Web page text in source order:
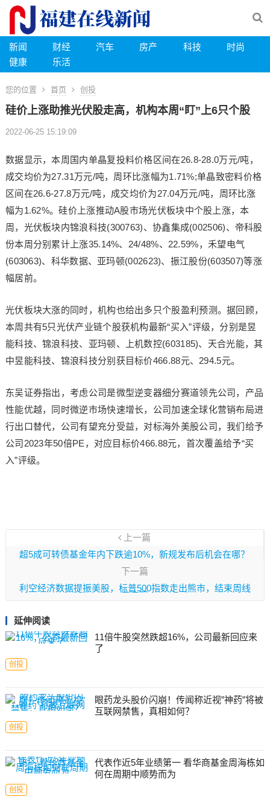
新闻 财经 汽车 房产 科技
时尚
健康
乐活
您的位置 首页 创投
硅价上涨助推光伏股走高，机构本周“盯”上6只个股
2022-06-25 15:19:09
数据显示，本周国内单晶复投料价格区间在26.8-28.0万元/吨，
成交均价为27.31万元/吨，周环比涨幅为1.71%;单晶致密料价格
区间在26.6-27.8万元/吨，成交均价为27.04万元/吨，周环比涨
幅为1.62%。硅价上涨推动A股市场光伏板块中个股上涨，本
周，光伏板块内锦浪科技(300763)、协鑫集成(002506)、帝科股
份本周分别累计上涨35.14%、24/48%、22.59%，禾望电气
(603063)、科华数据、亚玛顿(002623)、振江股份(603507)等涨
幅居前。
光伏板块大涨的同时，机构也给出多只个股盈利预测。据回顾，
本周共有5只光伏产业链个股获机构最新“买入”评级，分别是昱
能科技、锦浪科技、亚玛顿、上机数控(603185)、天合光能，其
中昱能科技、锦浪科技分别获目标价466.88元、294.5元。
东吴证券指出，考虑公司是微型逆变器细分赛道领先公司，产品
性能优越，同时微逆市场快速增长，公司加速全球化营销布局进
行出口替代，公司有望充分受益，对标海外美股公司，我们给予
公司2023年50倍PE，对应目标价466.88元，首次覆盖给予“买
入”评级。
上一篇
超5成可转债基金年内下跌逾10%，新规发布后机会在哪？
下一篇
利空经济数据提振美股，标普500指数走出熊市，结束周线
三连阴
延伸阅读
11倍牛股突然跌超16%，公司最新回应来
了
创投
眼药龙头股价闪崩！传闻称近视”神药”将被
互联网禁售，真相如何？
创投
代表作近5年业绩第一 看华商基金周海栋如
何在周期中顺势而为
创投